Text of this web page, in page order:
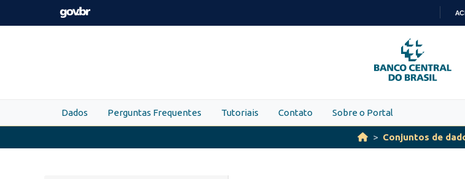
Skip to main content
PARA
O
CONTEÚDO
Dados Perguntas Frequentes Tutoriais Contato Sobre o Portal
Conjuntos de